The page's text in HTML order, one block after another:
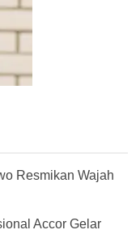
Resmikan Wajah
Accor Gelar